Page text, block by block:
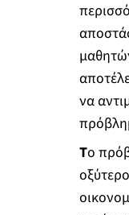
να
Το
οξύτερο